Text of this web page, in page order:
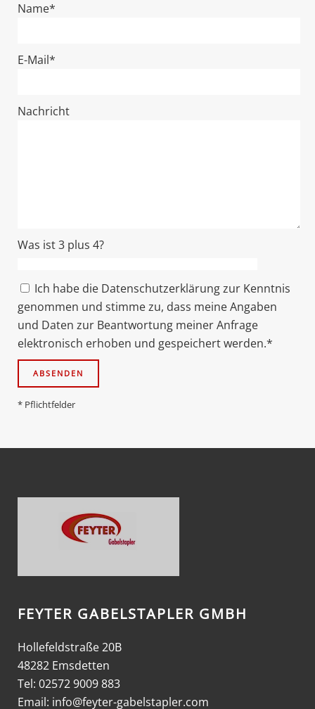
Name*
E-Mail*
Nachricht
Was ist 3 plus 4?
Ich habe die Datenschutzerklärung zur Kenntnis
genommen und stimme zu, dass meine Angaben
und Daten zur Beantwortung meiner Anfrage
elektronisch erhoben und gespeichert werden.*
* Pflichtfelder
FEYTER GABELSTAPLER GMBH
Hollefeldstraße 20B
48282 Emsdetten
Tel: 02572 9009 883
Email: info@feyter-gabelstapler.com